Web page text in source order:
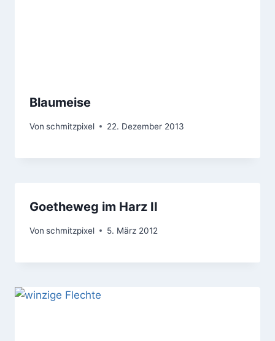
Blaumeise
Von schmitzpixel 22. Dezember 2013
Goetheweg im Harz II
Von schmitzpixel 5. März 2012